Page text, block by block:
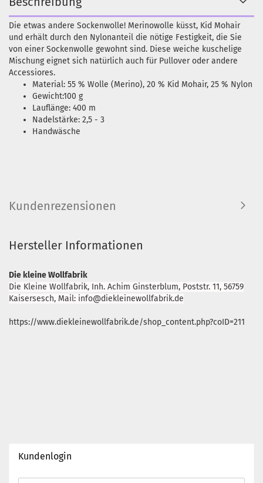
Die etwas andere Sockenwolle! Merinowolle küsst, Kid Mohair
und erhält durch den Nylonanteil die nötige Festigkeit, die Sie
von einer Sockenwolle gewohnt sind. Diese weiche kuschelige
Mischung eignet sich natürlich auch für Pullover oder andere
Accessiores.
Material: 55 % Wolle (Merino), 20 % Kid Mohair, 25 % Nylon
Gewicht:100 g
Lauflänge: 400 m
Nadelstärke: 2,5 - 3
Handwäsche
Kundenrezensionen
Hersteller Informationen
Die kleine Wollfabrik
Die Kleine Wollfabrik, Inh. Achim Ginsterblum, Poststr. 11, 56759
Kaisersesch, Mail: info@diekleinewollfabrik.de
https://www.diekleinewollfabrik.de/shop_content.php?coID=211
Kundenlogin